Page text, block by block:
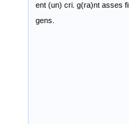
ent (un) cri. g(ra)nt asses
gens.